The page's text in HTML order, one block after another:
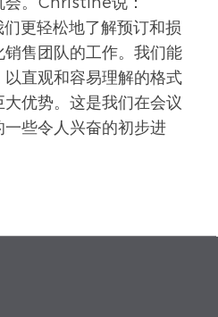
更轻松地了解预订和损
售团队的工作。我们能
直观和容易理解的格式
优势。这是我们在会议
些令人兴奋的初步进